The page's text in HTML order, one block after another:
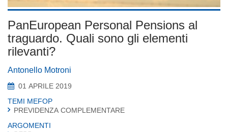
PanEuropean Personal Pensions al
traguardo. Quali sono gli elementi
rilevanti?
Antonello Motroni
01 APRILE 2019
TEMI MEFOP
PREVIDENZA COMPLEMENTARE
ARGOMENTI